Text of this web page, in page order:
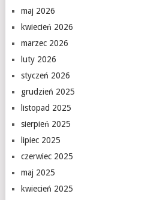
maj 2026
kwiecień 2026
marzec 2026
luty 2026
styczeń 2026
grudzień 2025
listopad 2025
sierpień 2025
lipiec 2025
czerwiec 2025
maj 2025
kwiecień 2025